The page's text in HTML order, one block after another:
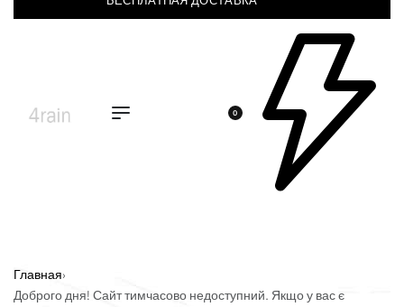
0
Главная›
Доброго дня! Сайт тимчасово недоступний. Якщо у вас є